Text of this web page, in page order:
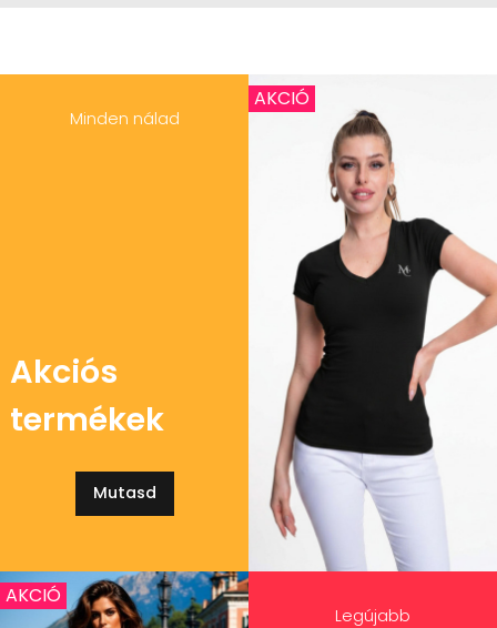
Minden nálad
Akciós
termékek
Mutasd
AKCIÓ
Legújabb
AKCIÓ